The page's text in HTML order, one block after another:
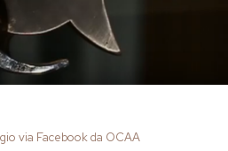
via Facebook da OCAA